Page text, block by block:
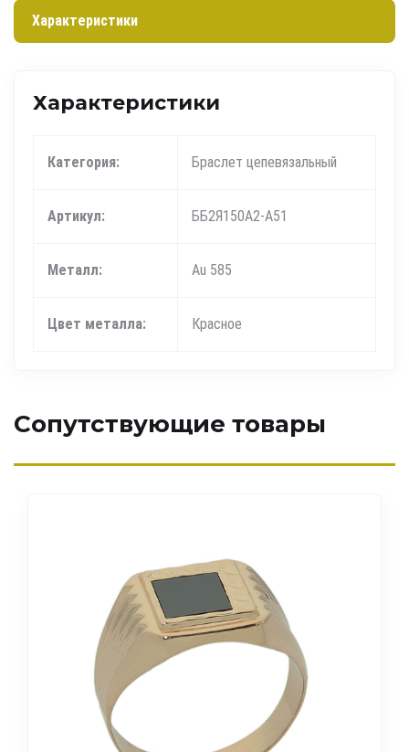
Характеристики
Характеристики
Категория: Браслет цепевязальный
Артикул: ББ2Я150А2-А51
Металл: Au 585
Цвет металла: Красное
Сопутствующие товары